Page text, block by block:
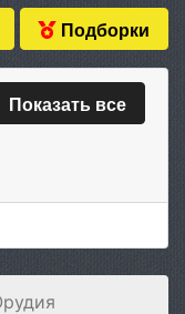
Подборки
Показать все